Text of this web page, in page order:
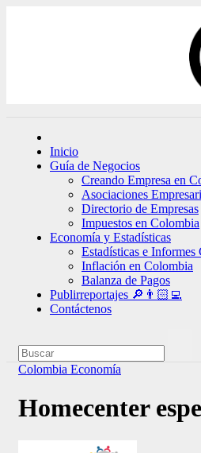
Inicio
Guía de Negocios
Creando Empresa en
Asociaciones
Directorio de Empresas
Impuestos en Colombia
Economía y Estadísticas
Estadísticas e
Inflación en Colombia
Balanza de Pagos
Publirreportajes 🔎👨🏻‍💻
Contáctenos
Colombia Economía
Homecenter